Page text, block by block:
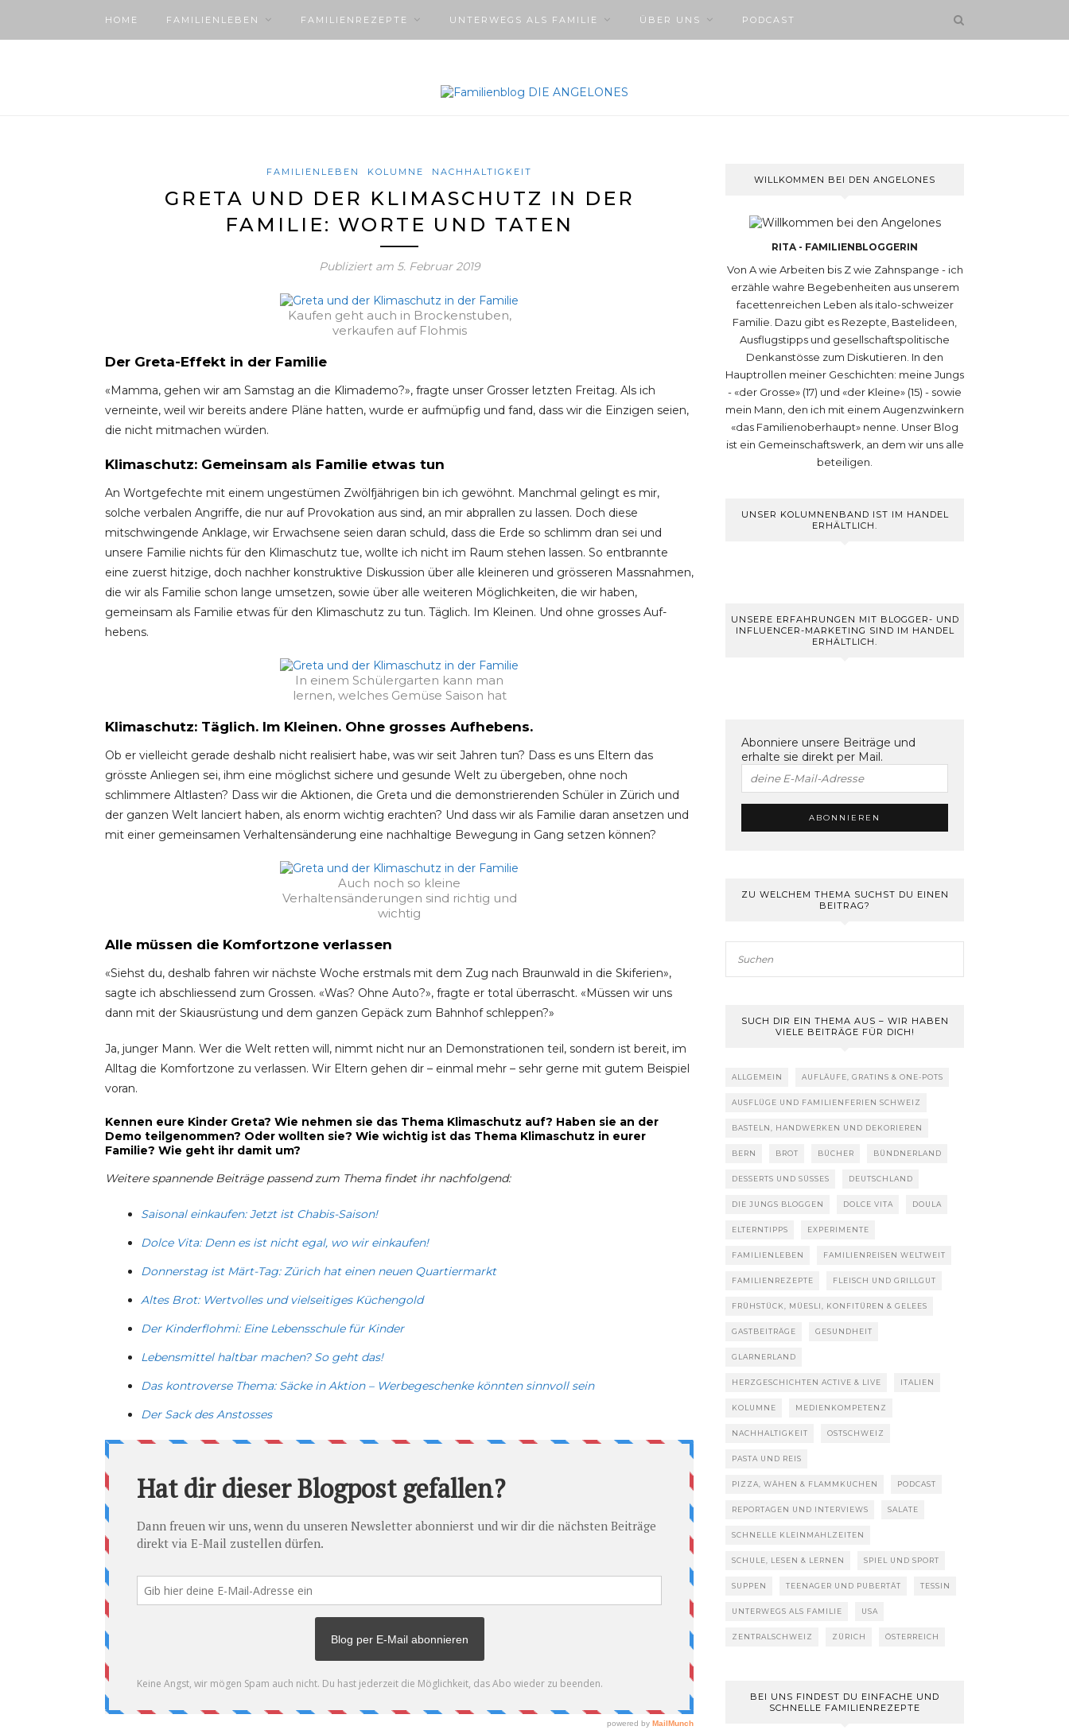
HOME FAMILIENLEBEN FAMILIENREZEPTE UNTERWEGS ALS FAMILIE ÜBER UNS PODCAST
FAMILIENLEBEN KOLUMNE NACHHALTIGKEIT
GRETA UND DER KLIMASCHUTZ IN DER
FAMILIE: WORTE UND TATEN
Publiziert am 5. Februar 2019
Kaufen geht auch in Brockenstuben,
verkaufen auf Flohmis
Der Greta-Effekt in der Familie
«Mamma, gehen wir am Samstag an die Klimademo?», fragte unser Grosser letzten Freitag. Als ich
verneinte, weil wir bereits andere Pläne hatten, wurde er aufmüpfig und fand, dass wir die Einzigen seien,
die nicht mitmachen würden.
Klimaschutz: Gemeinsam als Familie etwas tun
An Wortgefechte mit einem ungestümen Zwölfjährigen bin ich gewöhnt. Manchmal gelingt es mir,
solche verbalen Angriffe, die nur auf Provokation aus sind, an mir abprallen zu lassen. Doch diese
mitschwingende Anklage, wir Erwachsene seien daran schuld, dass die Erde so schlimm dran sei und
unsere Familie nichts für den Klimaschutz tue, wollte ich nicht im Raum stehen lassen. So entbrannte
eine zuerst hitzige, doch nachher konstruktive Diskussion über alle kleineren und grösseren Massnahmen,
die wir als Familie schon lange umsetzen, sowie über alle weiteren Möglichkeiten, die wir haben,
gemeinsam als Familie etwas für den Klimaschutz zu tun. Täglich. Im Kleinen. Und ohne grosses Auf­
hebens.
In einem Schülergarten kann man
lernen, welches Gemüse Saison hat
Klimaschutz: Täglich. Im Kleinen. Ohne grosses Aufhebens.
Ob er vielleicht gerade deshalb nicht realisiert habe, was wir seit Jahren tun? Dass es uns Eltern das
grösste Anliegen sei, ihm eine möglichst sichere und gesunde Welt zu übergeben, ohne noch
schlimmere Altlasten? Dass wir die Aktionen, die Greta und die demonstrierenden Schüler in Zürich und
der ganzen Welt lanciert haben, als enorm wichtig erachten? Und dass wir als Familie daran ansetzen und
mit einer gemeinsamen Verhaltensänderung eine nachhaltige Bewegung in Gang setzen können?
Auch noch so kleine
Verhaltensänderungen sind richtig und
wichtig
Alle müssen die Komfortzone verlassen
«Siehst du, deshalb fahren wir nächste Woche erstmals mit dem Zug nach Braunwald in die Skiferien»,
sagte ich abschliessend zum Grossen. «Was? Ohne Auto?», fragte er total überrascht. «Müssen wir uns
dann mit der Skiausrüstung und dem ganzen Gepäck zum Bahnhof schleppen?»
Ja, junger Mann. Wer die Welt retten will, nimmt nicht nur an Demonstrationen teil, sondern ist bereit, im
Alltag die Komfortzone zu verlassen. Wir Eltern gehen dir – einmal mehr – sehr gerne mit gutem Beispiel
voran.
Kennen eure Kinder Greta? Wie nehmen sie das Thema Klimaschutz auf? Haben sie an der
Demo teilgenommen? Oder wollten sie? Wie wichtig ist das Thema Klimaschutz in eurer
Familie? Wie geht ihr damit um?
Weitere spannende Beiträge passend zum Thema findet ihr nachfolgend:
Saisonal einkaufen: Jetzt ist Chabis-Saison!
Dolce Vita: Denn es ist nicht egal, wo wir einkaufen!
Donnerstag ist Märt-Tag: Zürich hat einen neuen Quartiermarkt
Altes Brot: Wertvolles und vielseitiges Küchengold
Der Kinderflohmi: Eine Lebensschule für Kinder
Lebensmittel haltbar machen? So geht das!
Das kontroverse Thema: Säcke in Aktion – Werbegeschenke könnten sinnvoll sein
Der Sack des Anstosses
WILLKOMMEN BEI DEN ANGELONES
RITA - FAMILIENBLOGGERIN
Von A wie Arbeiten bis Z wie Zahnspange - ich
erzähle wahre Begebenheiten aus unserem
facettenreichen Leben als italo-schweizer
Familie. Dazu gibt es Rezepte, Bastelideen,
Ausflugstipps und gesellschaftspolitische
Denkanstösse zum Diskutieren. In den
Hauptrollen meiner Geschichten: meine Jungs
- «der Grosse» (17) und «der Kleine» (15) - sowie
mein Mann, den ich mit einem Augenzwinkern
«das Familienoberhaupt» nenne. Unser Blog
ist ein Gemeinschaftswerk, an dem wir uns alle
beteiligen.
UNSER KOLUMNENBAND IST IM HANDEL
ERHÄLTLICH.
UNSERE ERFAHRUNGEN MIT BLOGGER- UND
INFLUENCER-MARKETING SIND IM HANDEL
ERHÄLTLICH.
Abonniere unsere Beiträge und
erhalte sie direkt per Mail.
ZU WELCHEM THEMA SUCHST DU EINEN
BEITRAG?
SUCH DIR EIN THEMA AUS – WIR HABEN
VIELE BEITRÄGE FÜR DICH!
ALLGEMEIN AUFLÄUFE, GRATINS & ONE-POTS
AUSFLÜGE UND FAMILIENFERIEN SCHWEIZ
BASTELN, HANDWERKEN UND DEKORIEREN
BERN BROT BÜCHER BÜNDNERLAND
DESSERTS UND SÜSSES DEUTSCHLAND
DIE JUNGS BLOGGEN DOLCE VITA DOULA
ELTERNTIPPS EXPERIMENTE
FAMILIENLEBEN FAMILIENREISEN WELTWEIT
FAMILIENREZEPTE FLEISCH UND GRILLGUT
FRÜHSTÜCK, MÜESLI, KONFITÜREN & GELEES
GASTBEITRÄGE GESUNDHEIT
GLARNERLAND
HERZGESCHICHTEN ACTIVE & LIVE ITALIEN
KOLUMNE MEDIENKOMPETENZ
NACHHALTIGKEIT OSTSCHWEIZ
PASTA UND REIS
PIZZA, WÄHEN & FLAMMKUCHEN PODCAST
REPORTAGEN UND INTERVIEWS SALATE
SCHNELLE KLEINMAHLZEITEN
SCHULE, LESEN & LERNEN SPIEL UND SPORT
SUPPEN TEENAGER UND PUBERTÄT TESSIN
UNTERWEGS ALS FAMILIE USA
ZENTRALSCHWEIZ ZÜRICH ÖSTERREICH
BEI UNS FINDEST DU EINFACHE UND
SCHNELLE FAMILIENREZEPTE